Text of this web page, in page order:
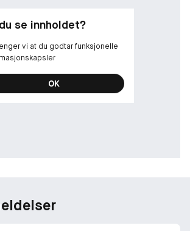
och freesia
och kryddig nejlika
se innholdet?
vi at du godtar funksjonelle
OK